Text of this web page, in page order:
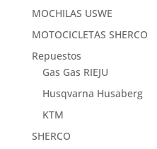
MOCHILAS USWE
MOTOCICLETAS SHERCO
Repuestos
Gas Gas RIEJU
Husqvarna Husaberg
KTM
SHERCO